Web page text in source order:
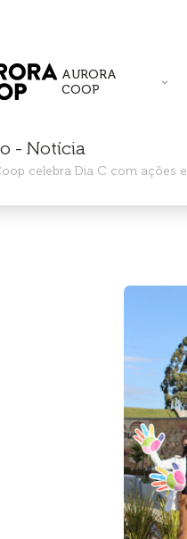
AURORA
COOP
- Notícia
celebra Dia C com ações